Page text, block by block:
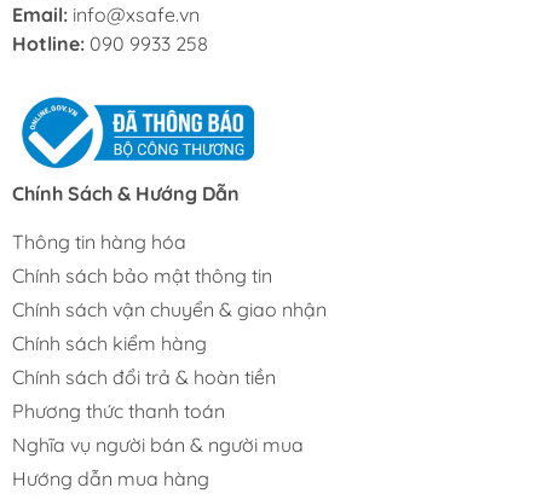
Email: info@xsafe.vn
Hotline: 090 9933 258
Chính Sách & Hướng Dẫn
Thông tin hàng hóa
Chính sách bảo mật thông tin
Chính sách vận chuyển & giao nhận
Chính sách kiểm hàng
Chính sách đổi trả & hoàn tiền
Phương thức thanh toán
Nghĩa vụ người bán & người mua
Hướng dẫn mua hàng